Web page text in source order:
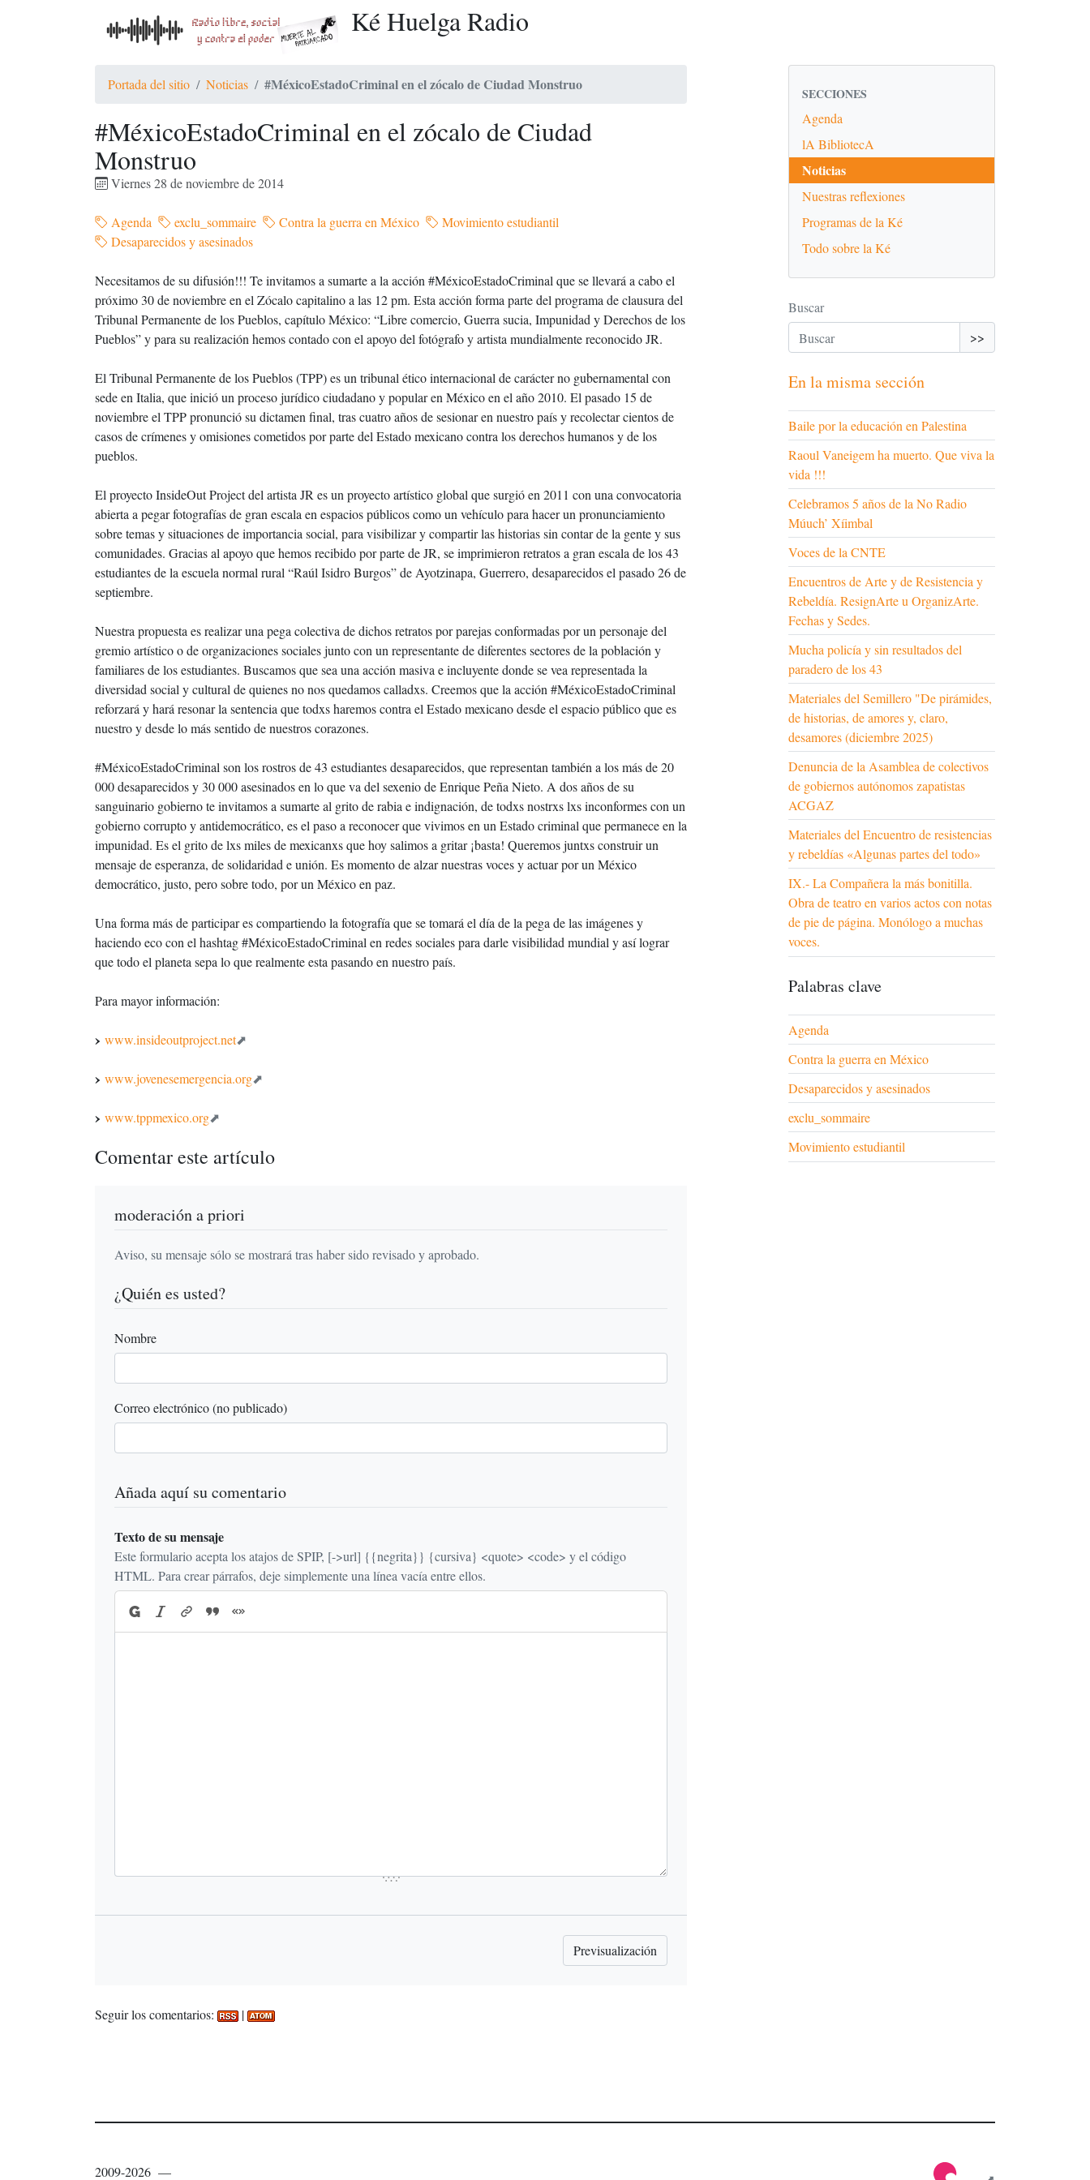
Ké Huelga Radio
Portada del sitio Noticias #MéxicoEstadoCriminal en el zócalo de Ciudad Monstruo
#MéxicoEstadoCriminal en el zócalo de Ciudad
Monstruo
Viernes 28 de noviembre de 2014
Agenda exclu_sommaire Contra la guerra en México
Movimiento estudiantil
Desaparecidos y asesinados
Necesitamos de su difusión!!! Te invitamos a sumarte a la acción ‪#‎MéxicoEstadoCriminal‬ que se llevará a cabo el
próximo 30 de noviembre en el Zócalo capitalino a las 12 pm. Esta acción forma parte del programa de clausura del
Tribunal Permanente de los Pueblos, capítulo México: “Libre comercio, Guerra sucia, Impunidad y Derechos de los
Pueblos” y para su realización hemos contado con el apoyo del fotógrafo y artista mundialmente reconocido JR.
El Tribunal Permanente de los Pueblos (TPP) es un tribunal ético internacional de carácter no gubernamental con
sede en Italia, que inició un proceso jurídico ciudadano y popular en México en el año 2010. El pasado 15 de
noviembre el TPP pronunció su dictamen final, tras cuatro años de sesionar en nuestro país y recolectar cientos de
casos de crímenes y omisiones cometidos por parte del Estado mexicano contra los derechos humanos y de los
pueblos.
El proyecto InsideOut Project del artista JR es un proyecto artístico global que surgió en 2011 con una convocatoria
abierta a pegar fotografías de gran escala en espacios públicos como un vehículo para hacer un pronunciamiento
sobre temas y situaciones de importancia social, para visibilizar y compartir las historias sin contar de la gente y sus
comunidades. Gracias al apoyo que hemos recibido por parte de JR, se imprimieron retratos a gran escala de los 43
estudiantes de la escuela normal rural “Raúl Isidro Burgos” de Ayotzinapa, Guerrero, desaparecidos el pasado 26 de
septiembre.
Nuestra propuesta es realizar una pega colectiva de dichos retratos por parejas conformadas por un personaje del
gremio artístico o de organizaciones sociales junto con un representante de diferentes sectores de la población y
familiares de los estudiantes. Buscamos que sea una acción masiva e incluyente donde se vea representada la
diversidad social y cultural de quienes no nos quedamos calladxs. Creemos que la acción #MéxicoEstadoCriminal
reforzará y hará resonar la sentencia que todxs haremos contra el Estado mexicano desde el espacio público que es
nuestro y desde lo más sentido de nuestros corazones.
#MéxicoEstadoCriminal son los rostros de 43 estudiantes desaparecidos, que representan también a los más de 20
000 desaparecidos y 30 000 asesinados en lo que va del sexenio de Enrique Peña Nieto. A dos años de su
sanguinario gobierno te invitamos a sumarte al grito de rabia e indignación, de todxs nostrxs lxs inconformes con un
gobierno corrupto y antidemocrático, es el paso a reconocer que vivimos en un Estado criminal que permanece en la
impunidad. Es el grito de lxs miles de mexicanxs que hoy salimos a gritar ¡basta! Queremos juntxs construir un
mensaje de esperanza, de solidaridad e unión. Es momento de alzar nuestras voces y actuar por un México
democrático, justo, pero sobre todo, por un México en paz.
Una forma más de participar es compartiendo la fotografía que se tomará el día de la pega de las imágenes y
haciendo eco con el hashtag #MéxicoEstadoCriminal en redes sociales para darle visibilidad mundial y así lograr
que todo el planeta sepa lo que realmente esta pasando en nuestro país.
Para mayor información:
www.insideoutproject.net
www.jovenesemergencia.org
www.tppmexico.org
Comentar este artículo
moderación a priori
Aviso, su mensaje sólo se mostrará tras haber sido revisado y aprobado.
¿Quién es usted?
Nombre
Correo electrónico (no publicado)
Añada aquí su comentario
Texto de su mensaje
Este formulario acepta los atajos de SPIP, [->url] {{negrita}} {cursiva} <quote> <code> y el código
HTML. Para crear párrafos, deje simplemente una línea vacía entre ellos.
Seguir los comentarios: |
SECCIONES
Agenda
lA BibliotecA
Noticias
Nuestras reflexiones
Programas de la Ké
Todo sobre la Ké
Buscar
>>
En la misma sección
Baile por la educación en Palestina
Raoul Vaneigem ha muerto. Que viva la
vida !!!
Celebramos 5 años de la No Radio
Múuch’ Xíimbal
Voces de la CNTE
Encuentros de Arte y de Resistencia y
Rebeldía. ResignArte u OrganizArte.
Fechas y Sedes.
Mucha policía y sin resultados del
paradero de los 43
Materiales del Semillero "De pirámides,
de historias, de amores y, claro,
desamores (diciembre 2025)
Denuncia de la Asamblea de colectivos
de gobiernos autónomos zapatistas
ACGAZ
Materiales del Encuentro de resistencias
y rebeldías «Algunas partes del todo»
IX.- La Compañera la más bonitilla.
Obra de teatro en varios actos con notas
de pie de página. Monólogo a muchas
voces.
Palabras clave
Agenda
Contra la guerra en México
Desaparecidos y asesinados
exclu_sommaire
Movimiento estudiantil
2009-2026 —